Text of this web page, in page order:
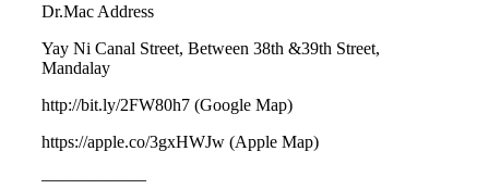
Dr.Mac Address
Yay Ni Canal Street, Between 38th &39th Street,
Mandalay
http://bit.ly/2FW80h7 (Google Map)
https://apple.co/3gxHWJw (Apple Map)
——————